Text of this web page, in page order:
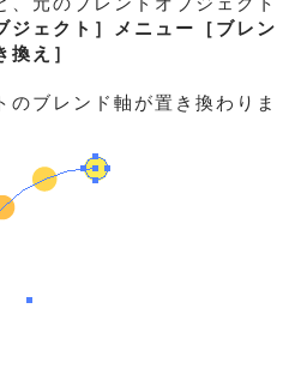
ジェクト］メニュー
［ブレン
換え］
ブレンド軸が置き換わりま